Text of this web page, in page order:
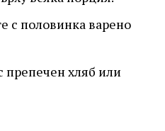
с половинка варено
препечен хляб или